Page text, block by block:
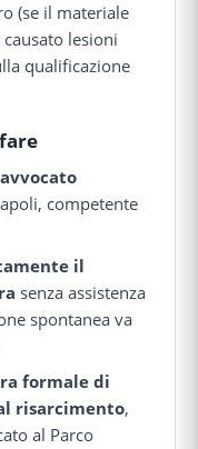
(se il materiale
lesioni
qualificazione
competente
il
senza assistenza
spontanea va
formale di
risarcimento,
al Parco